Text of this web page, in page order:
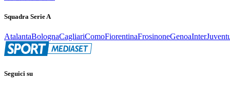
Squadra Serie A
AtalantaBolognaCagliariComoFiorentinaFrosinoneGenoaInter
Seguici su